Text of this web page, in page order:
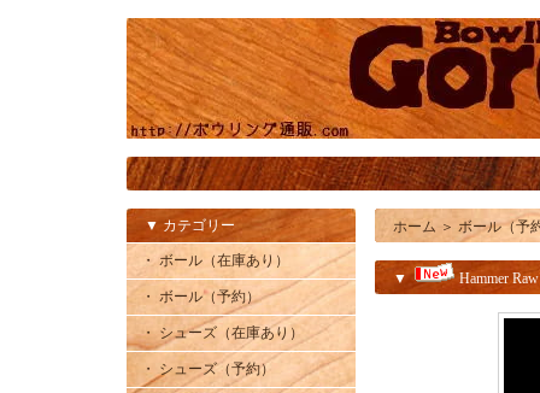
▼ カテゴリー
・ ボール（在庫あり）
・ ボール（予約）
・ シューズ（在庫あり）
・ シューズ（予約）
ホーム ＞ ボール（予
▼ Hammer